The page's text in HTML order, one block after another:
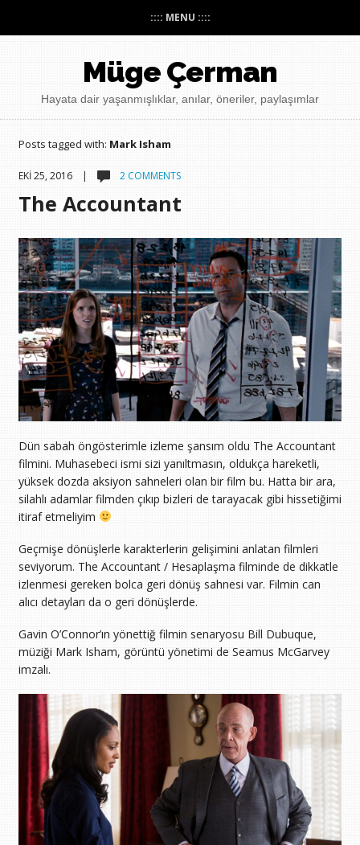
:::: MENU ::::
Müge Çerman
Hayata dair yaşanmışlıklar, anılar, öneriler, paylaşımlar
Posts tagged with: Mark Isham
EKI 25, 2016 | 2 COMMENTS
The Accountant
Dün sabah öngösterimle izleme şansım oldu The Accountant
filmini. Muhasebeci ismi sizi yanıltmasın, oldukça hareketli,
yüksek dozda aksiyon sahneleri olan bir film bu. Hatta bir ara,
silahlı adamlar filmden çıkıp bizleri de tarayacak gibi hissetiğimi
itiraf etmeliyim
Geçmişe dönüşlerle karakterlerin gelişimini anlatan filmleri
seviyorum. The Accountant / Hesaplaşma filminde de dikkatle
izlenmesi gereken bolca geri dönüş sahnesi var. Filmin can
alıcı detayları da o geri dönüşlerde.
Gavin O’Connor’ın yönettiğ filmin senaryosu Bill Dubuque,
müziği Mark Isham, görüntü yönetimi de Seamus McGarvey
imzalı.